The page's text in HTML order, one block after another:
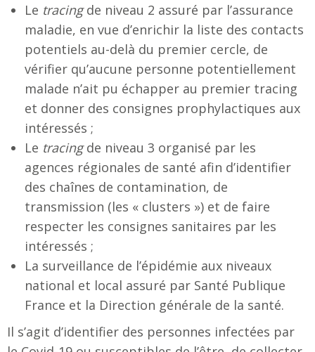
Le tracingde niveau 2 assuré par l’assurance
maladie, en vue d’enrichir la liste des contacts
potentiels au-delà du premier cercle, de
vérifier qu’aucune personne potentiellement
malade n’ait pu échapper au premier tracing
et donner des consignes prophylactiques aux
intéressés ;
Le tracingde niveau 3 organisé par les
agences régionales de santé afin d’identifier
des chaînes de contamination, de
transmission (les « clusters ») et de faire
respecter les consignes sanitaires par les
intéressés ;
La surveillance de l’épidémie aux niveaux
national et local assuré par Santé Publique
France et la Direction générale de la santé.
Il s’agit d’identifier des personnes infectées par